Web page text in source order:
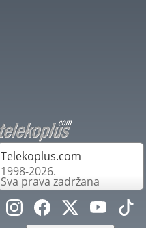
Telekoplus.com
1998-2026.
Sva prava zadržana